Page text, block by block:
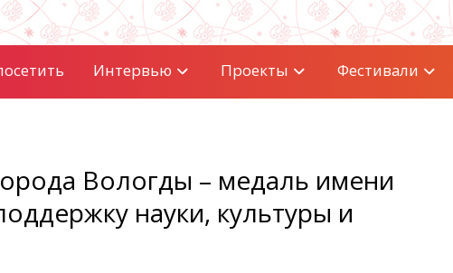
Интервью Проекты Фестивали
Вологды – медаль имени
науки, культуры и